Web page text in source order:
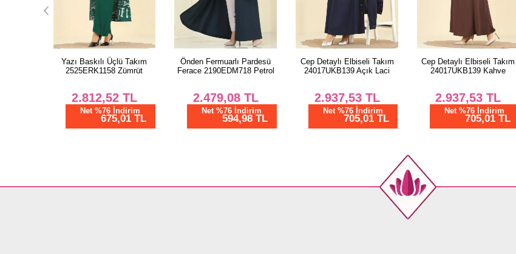
Beden
38
46
Önden Fermuarlı Pardesü
Ferace 2190EDM718 Petrol
2.479,08TL
Net %76 İndirim
594,98 TL
Cep Detaylı Elbiseli Takım
24017UKB139 Açık Laci
2.937,53TL
Net %76 İndirim
705,01 TL
Cep Detaylı Elbiseli Takım
24017UKB139 Kahve
2.937,53TL
Net %76 İndirim
705,01 TL
Desenli Bürümcük Yelekli
Takım 0350ERK1158 Desen1
2.400,02TL
Net %76 İndirim
576,01 TL